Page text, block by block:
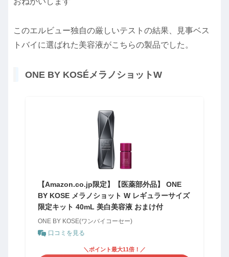
このエルビュー独自の厳しいテストの結果、見事ベス
トバイに選ばれた美容液がこちらの製品でした。
ONE BY KOSÉメラノショットW
【Amazon.co.jp限定】【医薬部外品】 ONE
BY KOSE メラノショット W レギュラーサイズ
限定キット 40mL 美白美容液 おまけ付
ONE BY KOSE(ワンバイコーセー)
口コミを見る
＼ポイント最大11倍！／